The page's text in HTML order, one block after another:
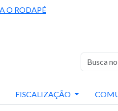
O RODAPÉ
FISCALIZAÇÃO